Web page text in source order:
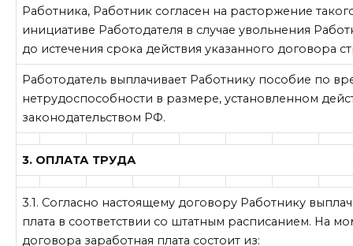
Работника, Работник согласен на расторжение
инициативе Работодателя в случае увольнения
до истечения срока действия указанного договора
Работодатель выплачивает Работнику пособие по
нетрудоспособности в размере, установленном
законодательством РФ.
3. ОПЛАТА ТРУДА
3.1. Согласно настоящему договору Работнику
плата в соответствии со штатным расписанием. На
договора заработная плата состоит из: